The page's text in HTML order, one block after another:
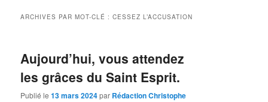
ARCHIVES PAR MOT-CLÉ :CESSEZ L’ACCUSATION
Aujourd’hui, vous attendez
les grâces du Saint Esprit.
Publié le13 mars 2024par Rédaction Christophe